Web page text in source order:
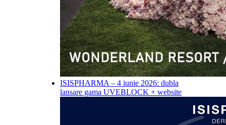
ISISPHARMA – 4 iunie 2026: dubla
lansare gama UVEBLOCK + website